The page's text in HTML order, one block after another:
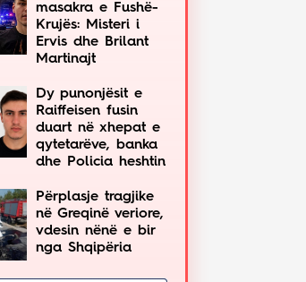
masakra e Fushë-
Krujës: Misteri i
Ervis dhe Brilant
Martinajt
Dy punonjësit e
Raiffeisen fusin
duart në xhepat e
qytetarëve, banka
dhe Policia heshtin
Përplasje tragjike
në Greqinë veriore,
vdesin nënë e bir
nga Shqipëria